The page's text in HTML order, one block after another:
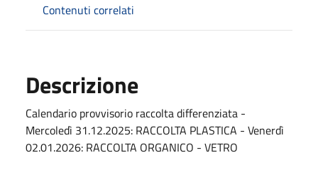
Contenuti correlati
Descrizione
Calendario provvisorio raccolta differenziata -
Mercoledì 31.12.2025: RACCOLTA PLASTICA - Venerdì
02.01.2026: RACCOLTA ORGANICO - VETRO